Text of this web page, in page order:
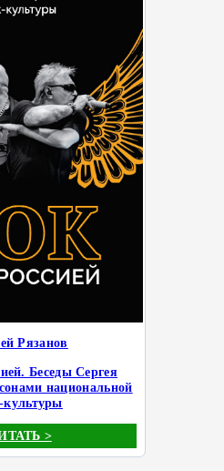
Рязанов
Беседы Сергея
национальной
культуры
>